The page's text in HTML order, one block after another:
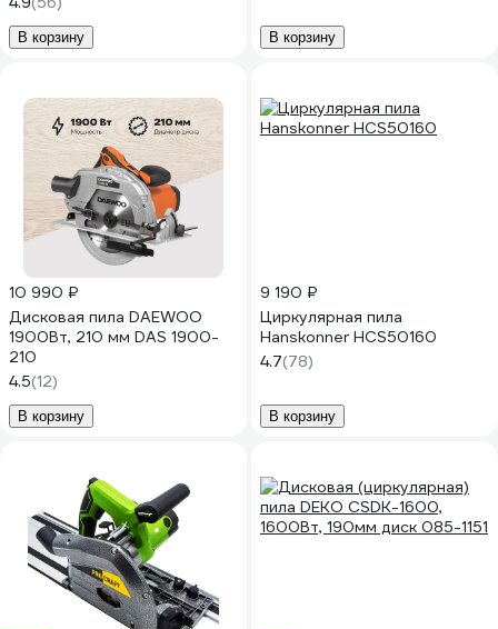
В корзину В корзину
10 990 ₽
Дисковая пила DAEWOO
1900Вт, 210 мм DAS 1900-
210
4.5(12)
В корзину
9 190 ₽
Циркулярная пила
Hanskonner HCS50160
4.7(78)
В корзину